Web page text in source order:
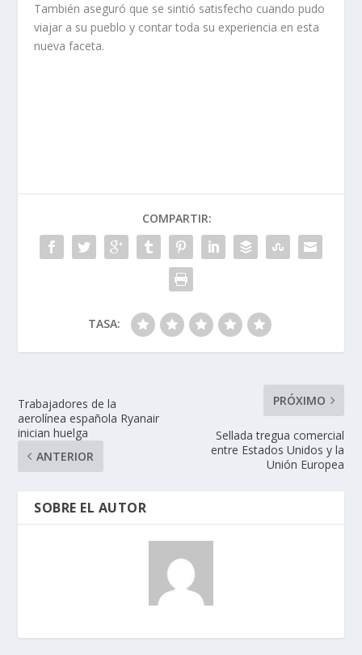
También aseguró que se sintió satisfecho cuando pudo
viajar a su pueblo y contar toda su experiencia en esta
nueva faceta.
COMPARTIR:
TASA:
Trabajadores de la
aerolínea española Ryanair
inician huelga
ANTERIOR
PRÓXIMO
Sellada tregua comercial
entre Estados Unidos y la
Unión Europea
SOBRE EL AUTOR